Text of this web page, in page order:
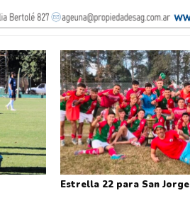
Estrella 22 para San Jorge